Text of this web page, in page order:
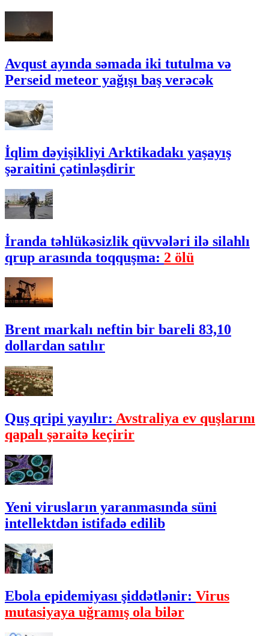
Avqust ayında səmada iki tutulma və
Perseid meteor yağışı baş verəcək
İqlim dəyişikliyi Arktikadakı yaşayış
şəraitini çətinləşdirir
İranda təhlükəsizlik qüvvələri ilə silahlı
qrup arasında toqquşma: 2 ölü
Brent markalı neftin bir bareli 83,10
dollardan satılır
Quş qripi yayılır: Avstraliya ev quşlarını
qapalı şəraitə keçirir
Yeni virusların yaranmasında süni
intellektdən istifadə edilib
Ebola epidemiyası şiddətlənir: Virus
mutasiyaya uğramış ola bilər